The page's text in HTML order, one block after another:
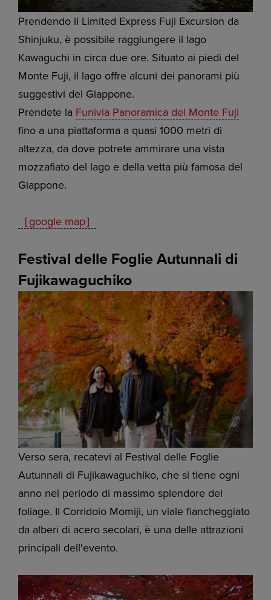
Prendendo il Limited Express Fuji Excursion da
Shinjuku, è possibile raggiungere il lago
Kawaguchi in circa due ore. Situato ai piedi del
Monte Fuji, il lago offre alcuni dei panorami più
suggestivi del Giappone.
Prendete la Funivia Panoramica del Monte Fuji
fino a una piattaforma a quasi 1000 metri di
altezza, da dove potrete ammirare una vista
mozzafiato del lago e della vetta più famosa del
Giappone.
［google map］
Festival delle Foglie Autunnali di
Fujikawaguchiko
Verso sera, recatevi al Festival delle Foglie
Autunnali di Fujikawaguchiko, che si tiene ogni
anno nel periodo di massimo splendore del
foliage. Il Corridoio Momiji, un viale fiancheggiato
da alberi di acero secolari, è una delle attrazioni
principali dell'evento.